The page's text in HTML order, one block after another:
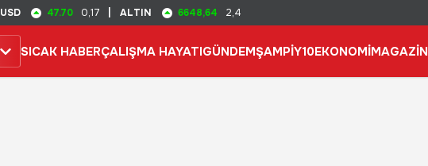
USD 47.70 0,17 ALTIN 6648,64 2,4
SICAK HABERÇALIŞMA HAYATIGÜNDEMŞAMPİY10EKONOMİMAGAZİN